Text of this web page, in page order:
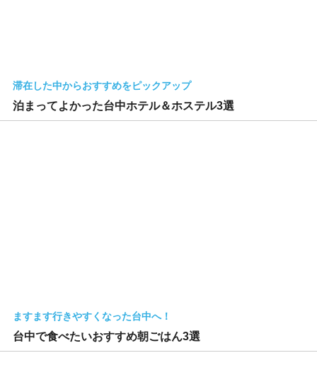
滞在した中からおすすめをピックアップ
泊まってよかった台中ホテル＆ホステル3選
ますます行きやすくなった台中へ！
台中で食べたいおすすめ朝ごはん3選